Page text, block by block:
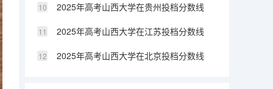
2025年高考山西大学在贵州投档分数线
2025年高考山西大学在江苏投档分数线
2025年高考山西大学在北京投档分数线